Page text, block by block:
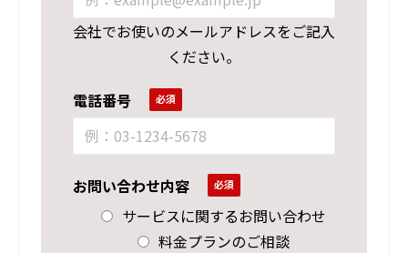
会社でお使いのメールアドレスをご記入
ください。
電話番号
お問い合わせ内容
サービスに関するお問い合わせ
料金プランのご相談